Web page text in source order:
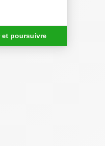
et poursuivre